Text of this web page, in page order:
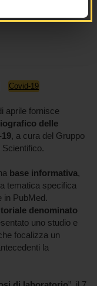
Covid-19
aprile fornisce
delle
, a cura del Gruppo
base informativa,
tematica specifica
in PubMed.
denominato
uno studio e
focalizza un
la